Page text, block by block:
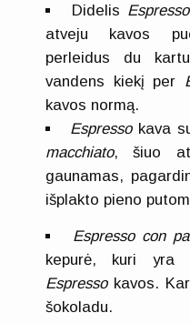
Didelis Espresso
atveju kavos
perleidus du
vandens kiekį per
kavos normą.
Espressokava
macchiato, šiuo
gaunamas,
išplakto pieno
Espresso con
kepurė, kuri yra
Espressokavos.
šokoladu.